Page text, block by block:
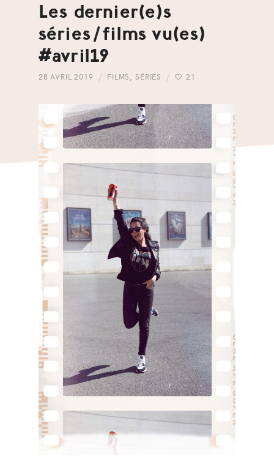
Les dernier(e)s
séries/films vu(es)
#avril19
28 AVRIL 2019 FILMS SÉRIES 21